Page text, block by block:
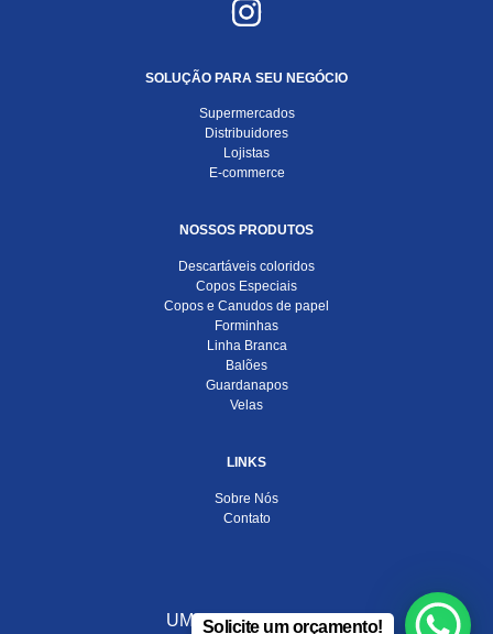
SOLUÇÃO PARA SEU NEGÓCIO
Supermercados
Distribuidores
Lojistas
E-commerce
NOSSOS PRODUTOS
Descartáveis coloridos
Copos Especiais
Copos e Canudos de papel
Forminhas
Linha Branca
Balões
Guardanapos
Velas
LINKS
Sobre Nós
Contato
UMA EMPRESA DO
Solicite um orçamento!